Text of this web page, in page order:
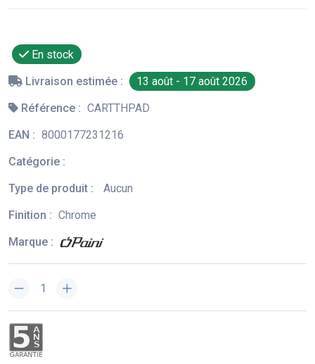
En stock
Livraison estimée :
13 août - 17 août 2026
Référence : CARTTHPAD
EAN : 8000177231216
Catégorie :
Type de produit :
Aucun
Finition : Chrome
Marque :